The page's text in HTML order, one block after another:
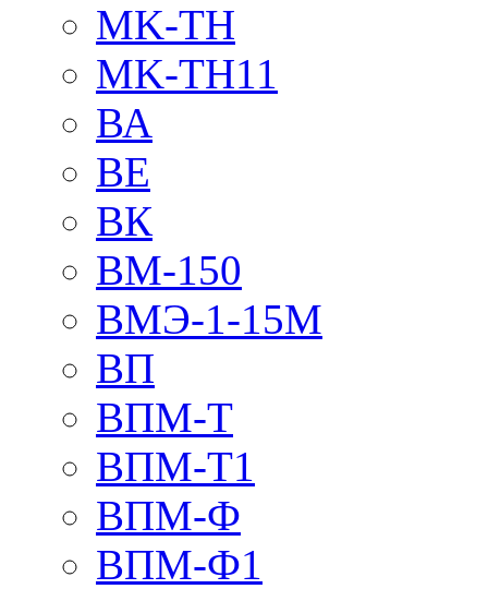
MK-TH
MK-TH11
ВА
ВЕ
ВК
ВМ-150
ВМЭ-1-15М
ВП
ВПМ-Т
ВПМ-Т1
ВПМ-Ф
ВПМ-Ф1